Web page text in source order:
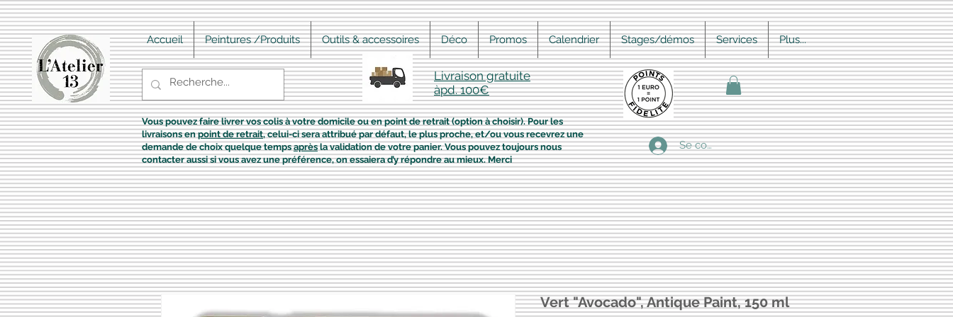
Accueil Peintures /Produits Outils & accessoires Déco Promos Calendrier Stages/démos Services Plus...
Livraison gratuite
àpd. 100€
Se connecter
Vous pouvez faire livrer vos colis à votre domicile ou en point de retrait (option à choisir). Pour les
livraisons enpoint de retrait, celui-ci sera attribué par défaut, le plus proche, et/ou vous recevrez une
demande de choix quelque tempsaprèsla validation de votre panier. Vous pouvez toujours nous
contacter aussi si vous avez une préférence, on essaiera d’y répondre au mieux. Merci
Vert "Avocado", Antique Paint, 150 ml